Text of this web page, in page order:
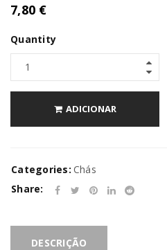
7,80 €
Quantity
ADICIONAR
Categories: Chás
Share:
DESCRIÇÃO